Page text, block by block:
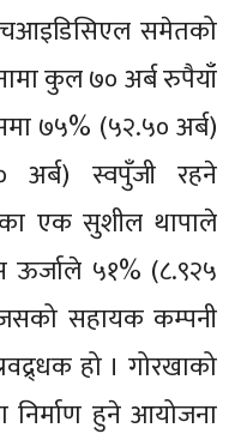
समेतको
कुल ७० अर्ब रुपैयाँ
७५% (५२.५० अर्ब)
अर्ब) स्वपुँजी रहने
एक सुशील थापाले
ऊर्जाले ५१% (८.९२५
सहायक कम्पनी
हो । गोरखाको
निर्माण हुने आयोजना